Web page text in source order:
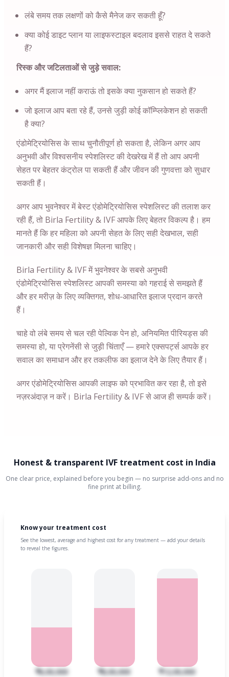
लंबे समय तक लक्षणों को कैसे मैनेज कर सकती हूँ?
क्या कोई डाइट प्लान या लाइफस्टाइल बदलाव इससे राहत दे सकते
हैं?
रिस्क और जटिलताओं से जुड़े सवाल:
अगर मैं इलाज नहीं कराऊं तो इसके क्या नुकसान हो सकते हैं?
जो इलाज आप बता रहे हैं, उनसे जुड़ी कोई कॉम्प्लिकेशन हो सकती
है क्या?
एंडोमेट्रियोसिस के साथ चुनौतीपूर्ण हो सकता है, लेकिन अगर आप
अनुभवी और विश्वसनीय स्पेशलिस्ट की देखरेख में हैं तो आप अपनी
सेहत पर बेहतर कंट्रोल पा सकती हैं और जीवन की गुणवत्ता को सुधार
सकती हैं।
अगर आप भुवनेश्वर में बेस्ट एंडोमेट्रियोसिस स्पेशलिस्ट की तलाश कर
रही हैं, तो Birla Fertility & IVF आपके लिए बेहतर विकल्प है। हम
मानते हैं कि हर महिला को अपनी सेहत के लिए सही देखभाल, सही
जानकारी और सही विशेषज्ञ मिलना चाहिए।
Birla Fertility & IVF में भुवनेश्वर के सबसे अनुभवी
एंडोमेट्रियोसिस स्पेशलिस्ट आपकी समस्या को गहराई से समझते हैं
और हर मरीज़ के लिए व्यक्तिगत, शोध-आधारित इलाज प्रदान करते
हैं।
चाहे वो लंबे समय से चल रही पेल्विक पेन हो, अनियमित पीरियड्स की
समस्या हो, या प्रेगनेंसी से जुड़ी चिंताएँ — हमारे एक्सपर्ट्स आपके हर
सवाल का समाधान और हर तकलीफ का इलाज देने के लिए तैयार हैं।
अगर एंडोमेट्रियोसिस आपकी लाइफ को प्रभावित कर रहा है, तो इसे
नज़रअंदाज़ न करें। Birla Fertility & IVF से आज ही सम्पर्क करें।
Honest & transparent IVF treatment cost in India
One clear price, explained before you begin — no surprise add-ons and no
fine print at billing.
Know your treatment cost
See the lowest, average and highest cost for any treatment — add your details
to reveal the figures.
₹6,00,000 ₹8,00,000 ₹12,00,000